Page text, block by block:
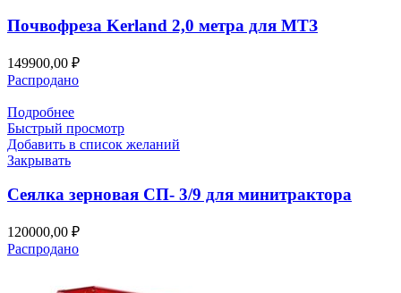
Почвофреза Kerland 2,0 метра для МТЗ
149900,00 ₽
Распродано
Подробнее
Быстрый просмотр
Добавить в список желаний
Закрывать
Сеялка зерновая СП- 3/9 для минитрактора
120000,00 ₽
Распродано